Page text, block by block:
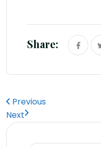
Share:
Previous
Next